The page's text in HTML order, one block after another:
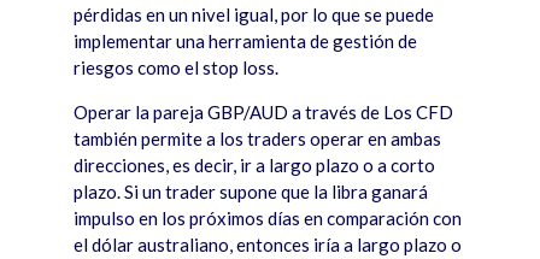
pérdidas en un nivel igual, por lo que se puede
implementar una herramienta de gestión de
riesgos como el stop loss.
Operar la pareja GBP/AUD a través de Los CFD
también permite a los traders operar en ambas
direcciones, es decir, ir a largo plazo o a corto
plazo. Si un trader supone que la libra ganará
impulso en los próximos días en comparación con
el dólar australiano, entonces iría a largo plazo o